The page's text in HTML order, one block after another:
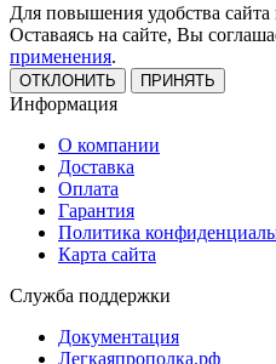
Для повышения удобства
Оставаясь на сайте, Вы
применения.
ОТКЛОНИТЬ ПРИНЯТЬ
Информация
О компании
Доставка
Оплата
Гарантия
Политика
Карта сайта
Служба поддержки
Документация
Легкаяпрополка.рф